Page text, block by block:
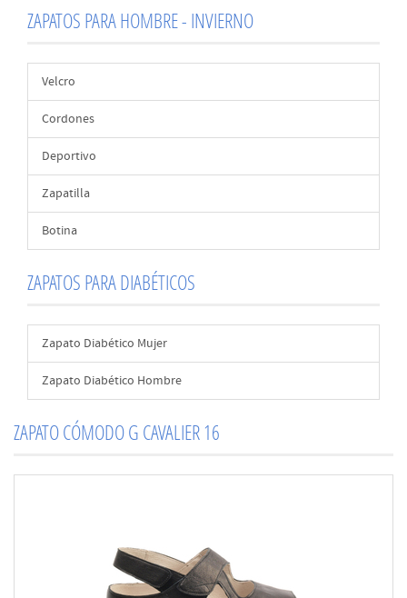
ZAPATOS PARA HOMBRE - INVIERNO
Velcro
Cordones
Deportivo
Zapatilla
Botina
ZAPATOS PARA DIABÉTICOS
Zapato Diabético Mujer
Zapato Diabético Hombre
ZAPATO CÓMODO G CAVALIER 16